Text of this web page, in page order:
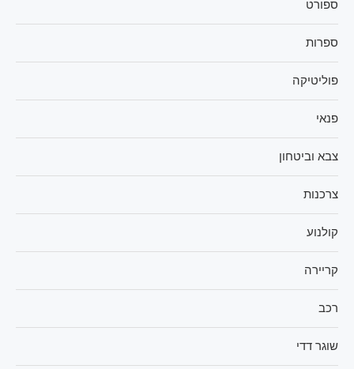
ספורט
ספרות
פוליטיקה
פנאי
צבא וביטחון
צרכנות
קולנוע
קריירה
רכב
שוגר דדי